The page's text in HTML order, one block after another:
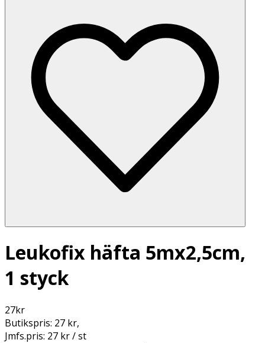
Leukofix häfta 5mx2,5cm,
1 styck
27kr
Butikspris: 27 kr,
Jmfs.pris: 27 kr / st